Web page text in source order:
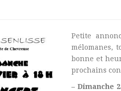
Petite
mélomanes,
bonne et
prochains
– Dimanche